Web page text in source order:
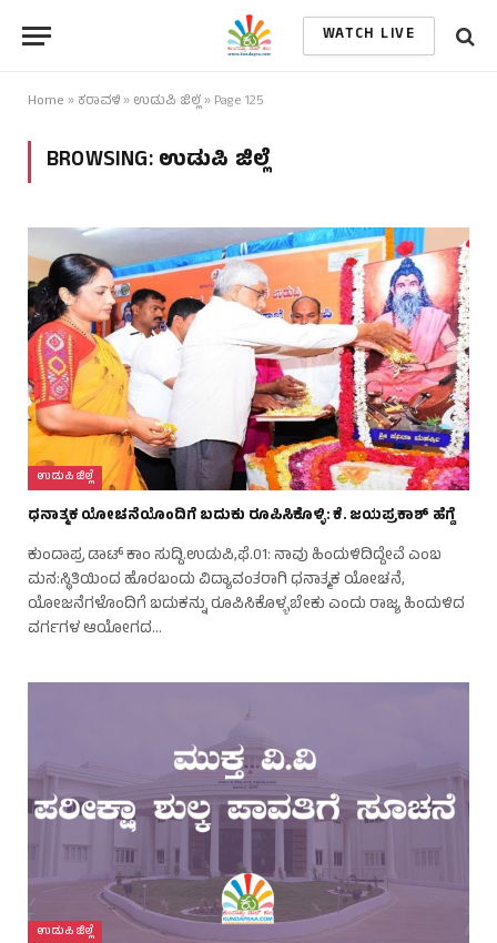
WATCH LIVE
Home »ಕರಾವಳಿ» ಉಡುಪಿ ಜಿಲ್ಲೆ» Page 125
BROWSING:ಉಡುಪಿ ಜಿಲ್ಲೆ
ಉಡುಪಿ ಜಿಲ್ಲೆ
ಧನಾತ್ಮಕ ಯೋಚನೆಯೊಂದಿಗೆ ಬದುಕು ರೂಪಿಸಿಕೊಳ್ಳಿ: ಕೆ. ಜಯಪ್ರಕಾಶ್ ಹೆಗ್ಡೆ
ಕುಂದಾಪ್ರ ಡಾಟ್ ಕಾಂ ಸುದ್ದಿ.ಉಡುಪಿ,ಫೆ.01: ನಾವು ಹಿಂದುಳಿದಿದ್ದೇವೆ ಎಂಬ
ಮನ:ಸ್ಥಿತಿಯಿಂದ ಹೊರಬಂದು ವಿದ್ಯಾವಂತರಾಗಿ ಧನಾತ್ಮಕ ಯೋಚನೆ,
ಯೋಜನೆಗಳೊಂದಿಗೆ ಬದುಕನ್ನು ರೂಪಿಸಿಕೊಳ್ಳಬೇಕು ಎಂದು ರಾಜ್ಯ ಹಿಂದುಳಿದ
ವರ್ಗಗಳ ಆಯೋಗದ…
ಉಡುಪಿ ಜಿಲ್ಲೆ